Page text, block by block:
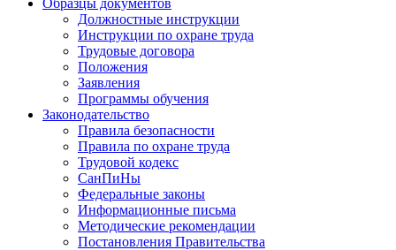
Должностные инструкции
Инструкции по охране труда
Трудовые договора
Положения
Заявления
Программы обучения
Законодательство
Правила безопасности
Правила по охране труда
Трудовой кодекс
СанПиНы
Федеральные законы
Информационные письма
Методические рекомендации
Постановления Правительства